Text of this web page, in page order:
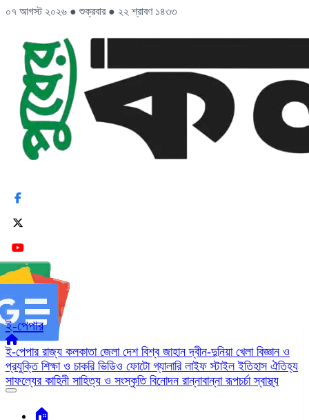
০৭ আগস্ট ২০২৬ ● শুক্রবার ● ২২ শ্রাবণ ১৪৩৩
ই-পেপার
ই-পেপার রাজ্য কলকাতা জেলা দেশ বিশ্ব জাহানদ্বীন-দুনিয়া খেলা বিজ্ঞান ও
প্রযুক্তি শিক্ষা ও চাকরি ভিডিও ফোটো গ্যালারি লাইফ স্টাইলইতিহাস ঐতিহ্য
সাফল্যের কাহিনী সাহিত্য ও সংস্কৃতি বিনোদন রান্নাবান্নারূপচর্চাস্বাস্থ্য
🏠︎